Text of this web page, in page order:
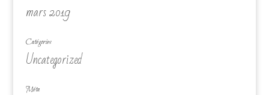
mars 2019
Catégories
Uncategorized
Méta